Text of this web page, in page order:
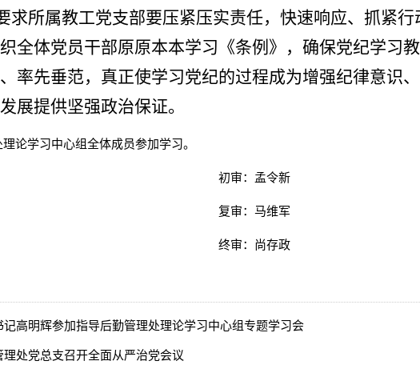
求所属教工党支部要压紧压实责任，快速响应、抓紧行
全体党员干部原原本本学习《条例》，确保党纪学习
率先垂范，真正使学习党纪的过程成为增强纪律意识
展提供坚强政治保证。
论学习中心组全体成员参加学习。
审：孟令新
审：马维军
审：尚存政
记高明辉参加指导后勤管理处理论学习中心组专题学习会
理处党总支召开全面从严治党会议